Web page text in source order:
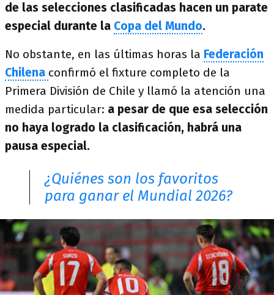
de las selecciones clasificadas hacen un parate
especial durante la Copa del Mundo.
No obstante, en las últimas horas la Federación
Chilena confirmó el fixture completo de la
Primera División de Chile y llamó la atención una
medida particular: a pesar de que esa selección
no haya logrado la clasificación, habrá una
pausa especial.
¿Quiénes son los favoritos
para ganar el Mundial 2026?